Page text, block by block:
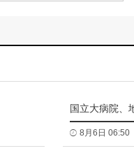
国立大病院、
8月6日 06:50